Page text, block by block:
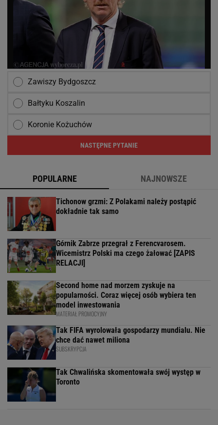
Zawiszy Bydgoszcz
Bałtyku Koszalin
Koronie Kożuchów
NASTĘPNE PYTANIE
POPULARNE NAJNOWSZE
Tichonow grzmi: Z Polakami należy postąpić
dokładnie tak samo
Górnik Zabrze przegrał z Ferencvarosem.
Wicemistrz Polski ma czego żałować [ZAPIS
RELACJI]
Second home nad morzem zyskuje na
popularności. Coraz więcej osób wybiera ten
model inwestowania
MATERIAŁ PROMOCYJNY
Tak FIFA wyrolowała gospodarzy mundialu. Nie
chce dać nawet miliona
SUBSKRYPCJA
Tak Chwalińska skomentowała swój występ w
Toronto